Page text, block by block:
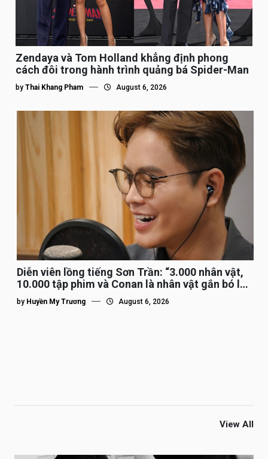
Zendaya và Tom Holland khẳng định phong
cách đôi trong hành trình quảng bá Spider-Man
by Thai Khang Pham August 6, 2026
Diễn viên lồng tiếng Sơn Trần: “3.000 nhân vật,
10.000 tập phim và Conan là nhân vật gắn bó lâu
nhất”
by Huyền My Trương August 6, 2026
View All